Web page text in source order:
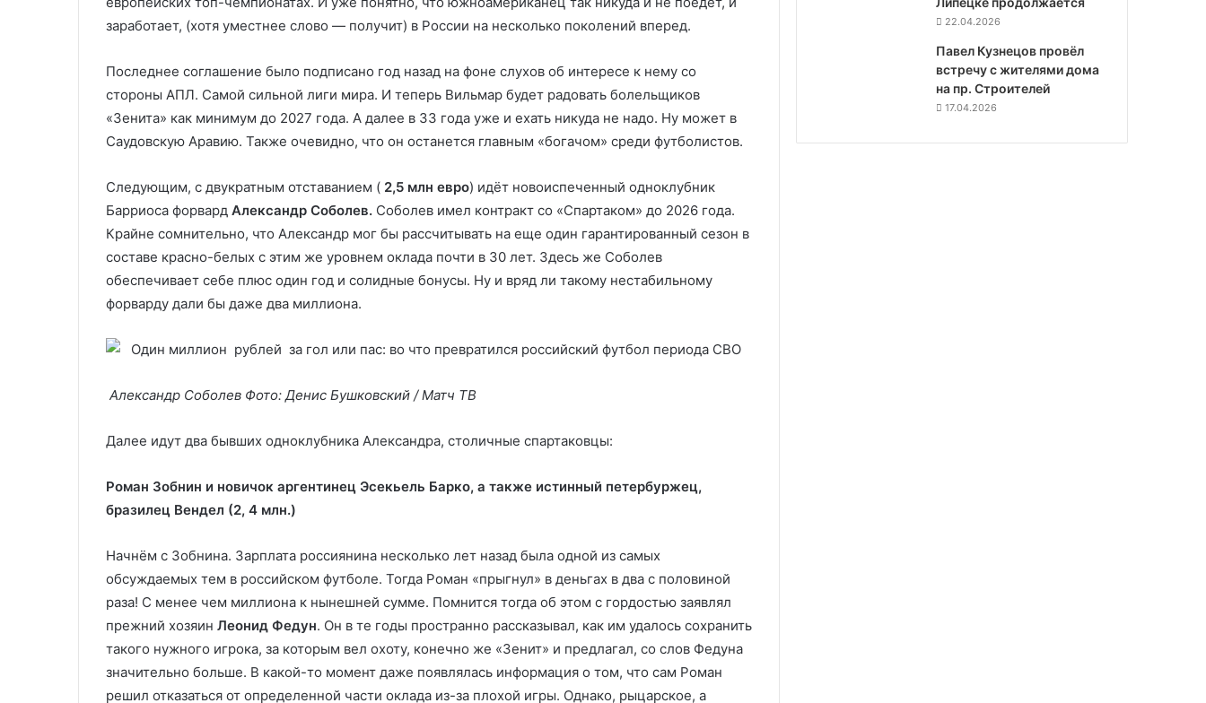
заработает, (хотя уместнее слово — получит) в России на несколько поколений вперед.
Последнее соглашение было подписано год назад на фоне слухов об интересе к нему со
стороны АПЛ. Самой сильной лиги мира. И теперь Вильмар будет радовать болельщиков
«Зенита» как минимум до 2027 года. А далее в 33 года уже и ехать никуда не надо. Ну может в
Саудовскую Аравию. Также очевидно, что он останется главным «богачом» среди футболистов.
Следующим, с двукратным отставанием ( 2,5 млн евро) идёт новоиспеченный одноклубник
Барриоса форвард Александр Соболев. Соболев имел контракт со «Спартаком» до 2026 года.
Крайне сомнительно, что Александр мог бы рассчитывать на еще один гарантированный сезон в
составе красно-белых с этим же уровнем оклада почти в 30 лет. Здесь же Соболев
обеспечивает себе плюс один год и солидные бонусы. Ну и вряд ли такому нестабильному
форварду дали бы даже два миллиона.
Александр Соболев Фото: Денис Бушковский / Матч ТВ
Далее идут два бывших одноклубника Александра, столичные спартаковцы:
Роман Зобнин и новичок аргентинец Эсекьель Барко, а также истинный петербуржец,
бразилец Вендел (2, 4 млн.)
Начнём с Зобнина. Зарплата россиянина несколько лет назад была одной из самых
обсуждаемых тем в российском футболе. Тогда Роман «прыгнул» в деньгах в два с половиной
раза! С менее чем миллиона к нынешней сумме. Помнится тогда об этом с гордостью заявлял
прежний хозяин Леонид Федун. Он в те годы пространно рассказывал, как им удалось сохранить
такого нужного игрока, за которым вел охоту, конечно же «Зенит» и предлагал, со слов Федуна
значительно больше. В какой-то момент даже появлялась информация о том, что сам Роман
решил отказаться от определенной части оклада из-за плохой игры. Однако, рыцарское, а
22.04.2026
Павел Кузнецов провёл
встречу с жителями дома
на пр. Строителей
17.04.2026